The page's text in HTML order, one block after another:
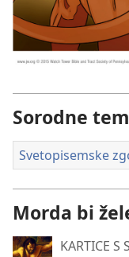
Sorodne
Svetopisemske
Morda bi
KARTICE S